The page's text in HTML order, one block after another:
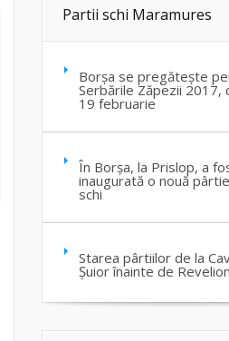
Partii schi Maramures
Borșa se pregătește
Serbările Zăpezii 2017,
19 februarie
În Borșa, la Prislop, a
inaugurată o nouă
schi
Starea pârtiilor de la
Șuior înainte de Revelion